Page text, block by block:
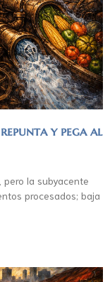
y pega al
la subyacente
procesados; baja